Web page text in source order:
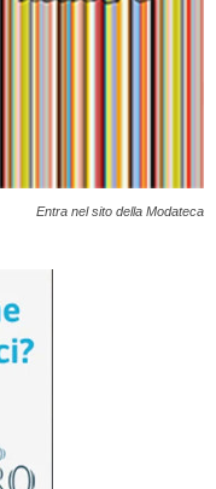
Entra nel sito della Modateca